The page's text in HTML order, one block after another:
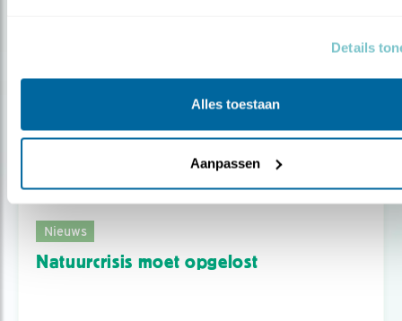
Details
Alles toestaan
Aanpassen
Nieuws
Natuurcrisis moet opgelost